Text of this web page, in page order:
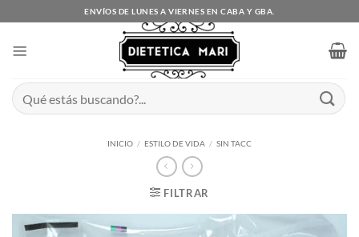
al
ENVÍOS DE LUNES A VIERNES EN CABA Y GBA.
Buscar
por:
INICIO / ESTILO DE VIDA / SIN TACC
FILTRAR